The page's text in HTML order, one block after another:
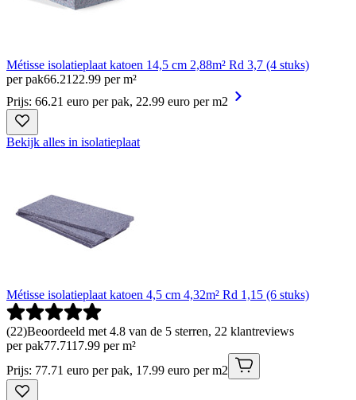
Métisse isolatieplaat katoen 14,5 cm 2,88m² Rd 3,7 (4 stuks)
per pak66.21 22.99 per m²
Prijs: 66.21 euro per pak, 22.99 euro per m2
Bekijk alles in isolatieplaat
Métisse isolatieplaat katoen 4,5 cm 4,32m² Rd 1,15 (6 stuks)
(22)Beoordeeld met 4.8 van de 5 sterren, 22 klantreviews
per pak77.7117.99 per m²
Prijs: 77.71 euro per pak, 17.99 euro per m2